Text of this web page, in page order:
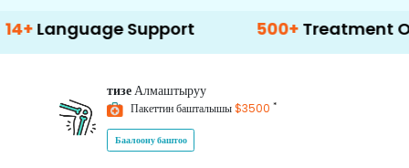
Support 500+ Treatment Options
тизеАлмаштыруу
Пакеттин башталышы$3500 *
Баалоону баштоо